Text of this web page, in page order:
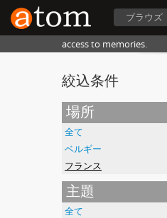
ブラウズ
access to memories.
絞込条件
場所
全て
ベルギー
フランス
主題
全て